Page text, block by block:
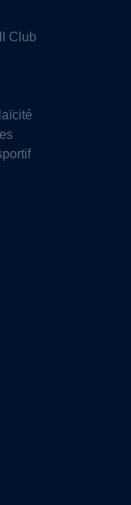
Club